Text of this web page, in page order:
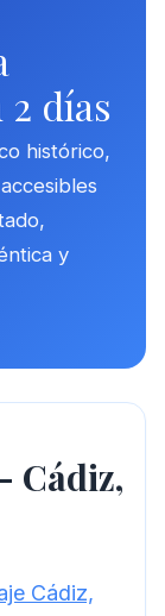
días
histórico,
y
Cádiz,
Cádiz,